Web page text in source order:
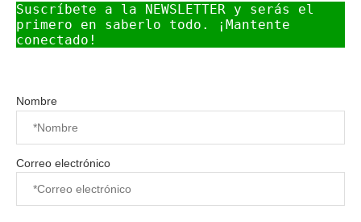
Suscríbete a la NEWSLETTER y serás el
primero en saberlo todo. ¡Mantente
conectado!
Nombre
Correo electrónico